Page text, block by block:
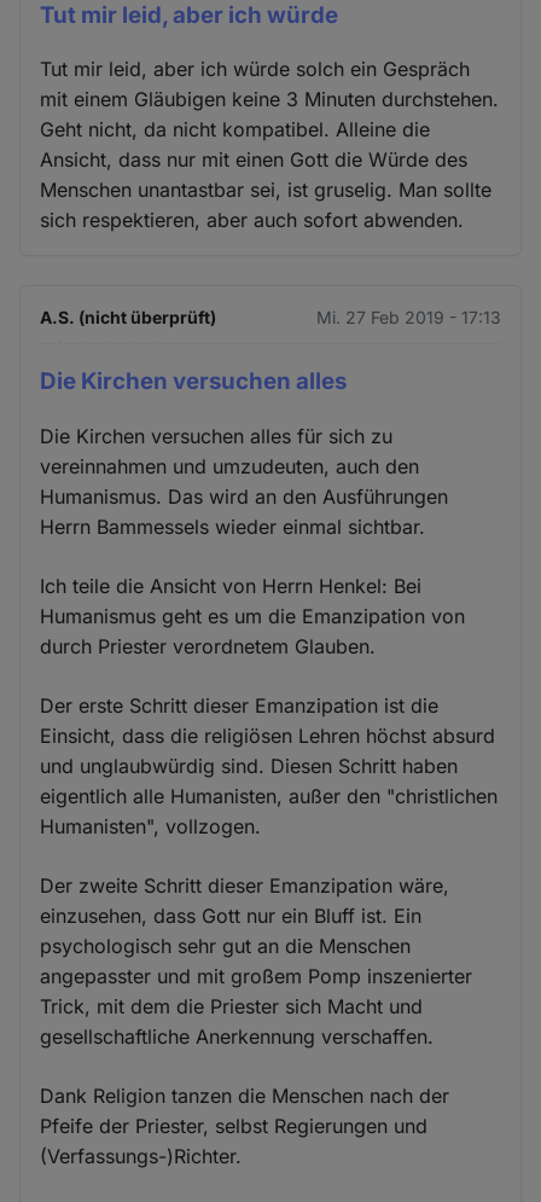
Tut mir leid, aber ich würde
Tut mir leid, aber ich würde solch ein Gespräch
mit einem Gläubigen keine 3 Minuten durchstehen.
Geht nicht, da nicht kompatibel. Alleine die
Ansicht, dass nur mit einen Gott die Würde des
Menschen unantastbar sei, ist gruselig. Man sollte
sich respektieren, aber auch sofort abwenden.
A.S. (nicht überprüft) Mi. 27 Feb 2019 - 17:13
Die Kirchen versuchen alles
Die Kirchen versuchen alles für sich zu
vereinnahmen und umzudeuten, auch den
Humanismus. Das wird an den Ausführungen
Herrn Bammessels wieder einmal sichtbar.
Ich teile die Ansicht von Herrn Henkel: Bei
Humanismus geht es um die Emanzipation von
durch Priester verordnetem Glauben.
Der erste Schritt dieser Emanzipation ist die
Einsicht, dass die religiösen Lehren höchst absurd
und unglaubwürdig sind. Diesen Schritt haben
eigentlich alle Humanisten, außer den "christlichen
Humanisten", vollzogen.
Der zweite Schritt dieser Emanzipation wäre,
einzusehen, dass Gott nur ein Bluff ist. Ein
psychologisch sehr gut an die Menschen
angepasster und mit großem Pomp inszenierter
Trick, mit dem die Priester sich Macht und
gesellschaftliche Anerkennung verschaffen.
Dank Religion tanzen die Menschen nach der
Pfeife der Priester, selbst Regierungen und
(Verfassungs-)Richter.